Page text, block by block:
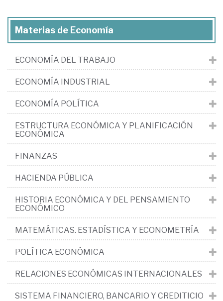
Materias de Economía
ECONOMÍA DEL TRABAJO
ECONOMÍA INDUSTRIAL
ECONOMÍA POLÍTICA
ESTRUCTURA ECONÓMICA Y PLANIFICACIÓN
ECONÓMICA
FINANZAS
HACIENDA PÚBLICA
HISTORIA ECONÓMICA Y DEL PENSAMIENTO
ECONÓMICO
MATEMÁTICAS. ESTADÍSTICA Y ECONOMETRÍA
POLÍTICA ECONÓMICA
RELACIONES ECONÓMICAS INTERNACIONALES
SISTEMA FINANCIERO, BANCARIO Y CREDITICIO